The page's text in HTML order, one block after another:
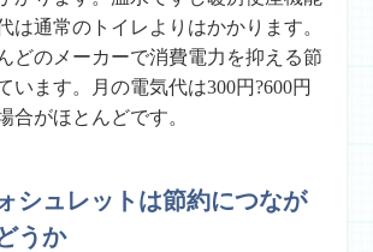
は通常のトイレよりはかかります。
どのメーカーで消費電力を抑える節
います。月の電気代は300円?600円
合がほとんどです。
シュレットは節約につなが
うか